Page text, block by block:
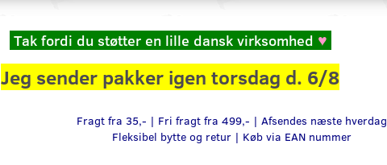
Tak fordi du støtter en lille dansk virksomhed ♥
Jeg sender pakker igen torsdag d. 6/8
Fragt fra 35,- | Fri fragt fra 499,- | Afsendes næste hverdag
Fleksibel bytte og retur | Køb via EAN nummer